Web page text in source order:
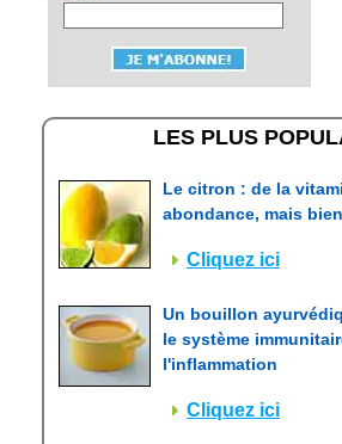
LES PLUS
Le citron : de la
abondance, mais
Cliquez ici
Un bouillon
le système
l'inflammation
Cliquez ici